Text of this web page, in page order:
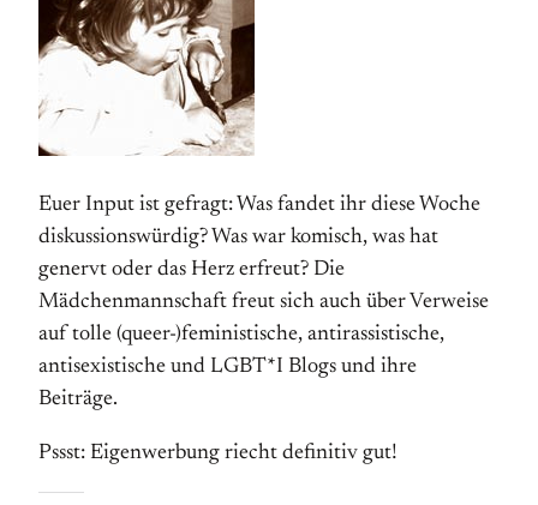
Euer Input ist gefragt: Was fandet ihr diese Woche
diskussionswürdig? Was war komisch, was hat
genervt oder das Herz erfreut? Die
Mädchenmannschaft freut sich auch über Verweise
auf tolle (queer-)feministische, antirassistische,
antisexistische und LGBT*I Blogs und ihre
Beiträge.
Pssst: Eigenwerbung riecht definitiv gut!